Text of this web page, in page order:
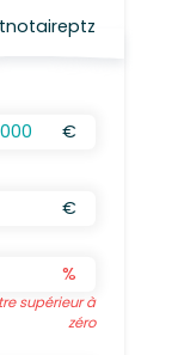
notaireptz
€
€
%
supérieur à
zéro